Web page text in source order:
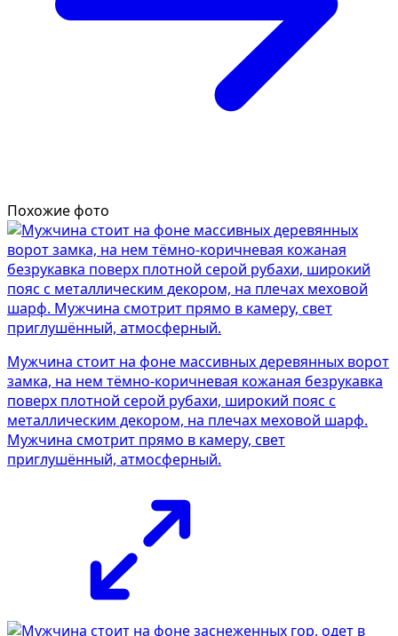
Похожие фото
Мужчина стоит на фоне массивных деревянных ворот
замка, на нем тёмно-коричневая кожаная безрукавка
поверх плотной серой рубахи, широкий пояс с
металлическим декором, на плечах меховой шарф.
Мужчина смотрит прямо в камеру, свет
приглушённый, атмосферный.